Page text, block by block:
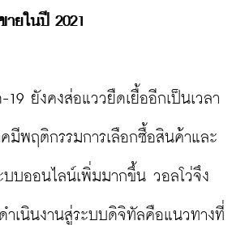
ยในปี 2021
ยังคงส่อแววยืดเยื้ออีกเป็นเวลา
มีพฤติกรรมการเลือกซื้อสินค้าและ
บบออนไลน์เพิ่มมากขึ้น วอลโว่จึง
ำเนินงานสู่ระบบดิจิทัลคือแนวทางที่